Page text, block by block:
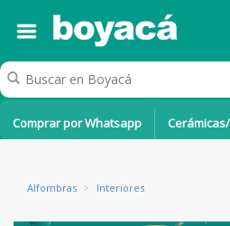
Comprar por Whatsapp
Alfombras > Interiores